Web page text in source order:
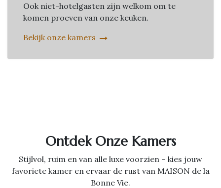
Ook niet-hotelgasten zijn welkom om te
komen proeven van onze keuken.
Bekijk onze kamers
Ontdek Onze Kamers
Stijlvol, ruim en van alle luxe voorzien – kies jouw
favoriete kamer en ervaar de rust van MAISON de la
Bonne Vie.